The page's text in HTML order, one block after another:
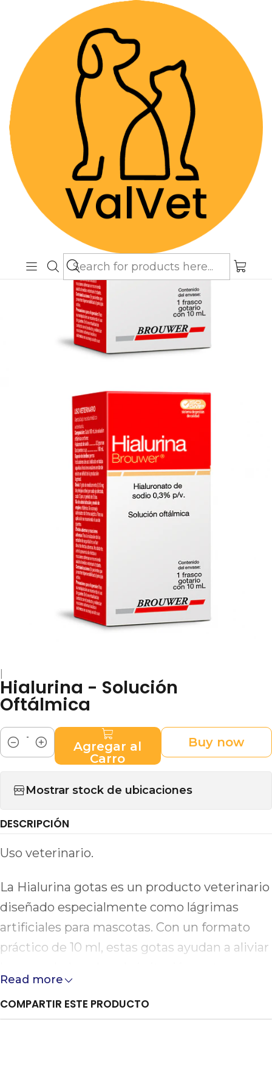
Despacho GRATIS por compras sobre
$89.990(Válido desde Coquimbo hasta Los
Lagos)
Home Farmacia Veterinaria
Oftalmológicos
Hialurina - Solución Oftálmica
Hialurina - Solución
Oftálmica
Cantidad
Agregar al
Carro
Buy now
Mostrar stock de ubicaciones
DESCRIPCIÓN
Uso veterinario.
La Hialurina gotas es un producto veterinario
diseñado especialmente como lágrimas
artificiales para mascotas. Con un formato
práctico de 10 ml, estas gotas ayudan a aliviar
amigos peludos, proporcionando una
hidratación instantánea. Su fórmula única
Read more
COMPARTIR ESTE PRODUCTO